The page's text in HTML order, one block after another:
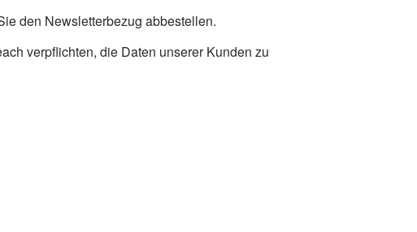
den Newsletterbezug abbestellen.
verpflichten, die Daten unserer Kunden zu